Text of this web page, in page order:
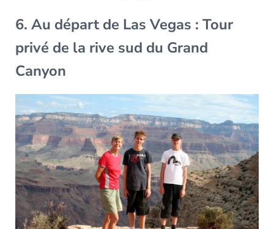
6. Au départ de Las Vegas : Tour
privé de la rive sud du Grand
Canyon